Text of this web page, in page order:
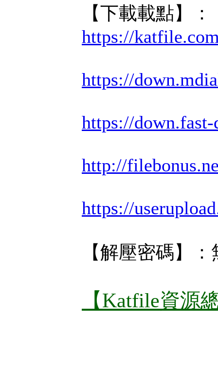
【下載載點】：
https://
https://
https://
http://
https://
【解壓密碼】：
【Katfile資源